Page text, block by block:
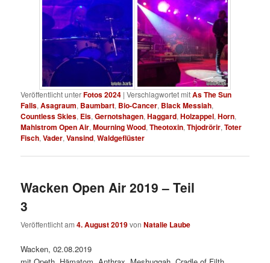
Veröffentlicht unterFotos 2024 |Verschlagwortet mitAs The Sun
Falls,Asagraum, Baumbart, Bio-Cancer, Black Messiah,
Countless Skies, Eis,Gernotshagen,Haggard,Holzappel,Horn,
Mahlstrom Open Air,Mourning Wood,Theotoxin,Thjodrörir,Toter
Fisch,Vader,Vansind,Waldgeflüster
Wacken Open Air 2019 – Teil
3
Veröffentlicht am4. August 2019vonNatalie Laube
Wacken, 02.08.2019